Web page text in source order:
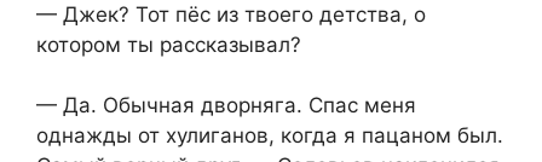
— Джек? Тот пёс из твоего детства, о
котором ты рассказывал?
— Да. Обычная дворняга. Спас меня
однажды от хулиганов, когда я пацаном был.